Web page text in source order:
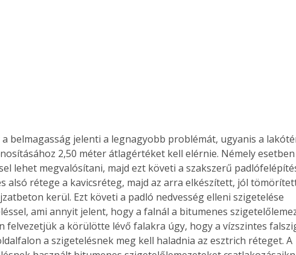
az
Old
Együtt jobban megéri!
Bővebb információ itt!
Együtt jobban megéri! A
könyvek tetszőleges
párosítással kedvezményes
áron, 0 Ft postaköltséggel
belmagasság jelenti a legnagyobb problémát, ugyanis a
2,50 méter átlagértéket kell elérnie. Némely
lehet megvalósítani, majd ezt követi a szakszerű
alsó rétege a kavicsréteg, majd az arra elkészített, jól
kerül. Ezt követi a padló nedvesség elleni szigetelése
ami annyit jelent, hogy a falnál a bitumenes
felvezetjük a körülötte lévő falakra úgy, hogy a vízszintes
a szigetelésnek meg kell haladnia az esztrich réteget. A